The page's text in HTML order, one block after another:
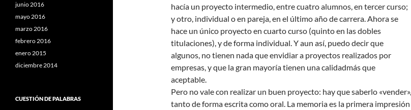
hacía un proyecto intermedio, entre cuatro alumnos, en tercer curso;
y otro, individual o en pareja, en el último año de carrera. Ahora se
hace un único proyecto en cuarto curso (quinto en las dobles
titulaciones), y de forma individual. Y aun así, puedo decir que
algunos, no tienen nada que envidiar a proyectos realizados por
empresas, y que la gran mayoría tienen una calidadmás que
aceptable.
Pero no vale con realizar un buen proyecto: hay que saberlo «vender»,
tanto de forma escrita como oral. La memoria es la primera impresión
junio 2016
mayo 2016
marzo 2016
febrero 2016
enero 2015
diciembre 2014
CUESTIÓN DE PALABRAS